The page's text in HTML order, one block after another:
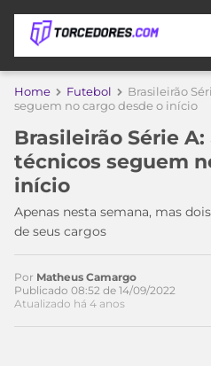
APOSTAS
DE
APOSTA
MELHORES
SITES
DE
APOSTAS
2026
COPA
DO
MUNDO
TIMES
MEU
TIME
CAMPEONATOS
Home Futebol
Brasileirão
seguem no cargo desde o início
Brasileirão Série
técnicos seguem
início
Apenas nesta semana, mas
de seus cargos
Acesse o perfil do
no Twitter
Por Matheus Camargo
Publicado 08:52 de 14/09/2022
Atualizado há 4 anos